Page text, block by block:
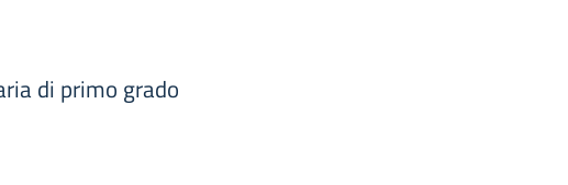
di primo grado